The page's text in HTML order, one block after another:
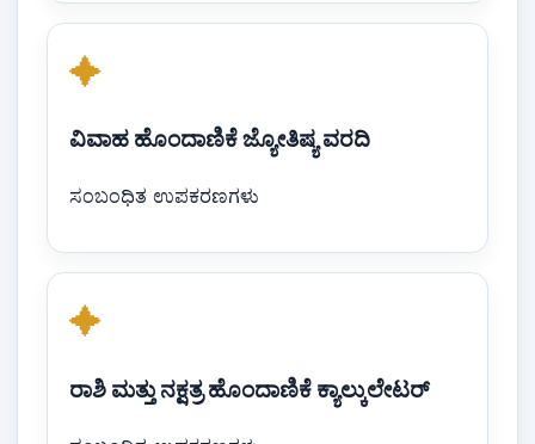
✦
ವಿವಾಹ ಹೊಂದಾಣಿಕೆ ಜ್ಯೋತಿಷ್ಯ ವರದಿ
ಸಂಬಂಧಿತ ಉಪಕರಣಗಳು
✦
ರಾಶಿ ಮತ್ತು ನಕ್ಷತ್ರ ಹೊಂದಾಣಿಕೆ ಕ್ಯಾಲ್ಕುಲೇಟರ್